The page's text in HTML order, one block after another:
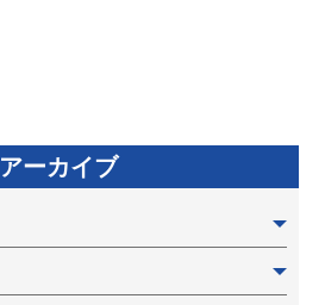
アーカイブ